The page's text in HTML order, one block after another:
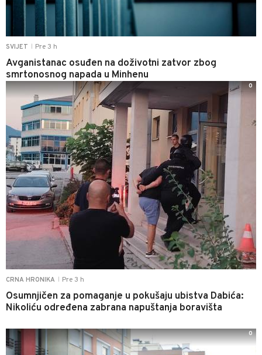
SVIJET Pre 3 h
Avganistanac osuđen na doživotni zatvor zbog
smrtonosnog napada u Minhenu
CRNA HRONIKA Pre 3 h
Osumnjičen za pomaganje u pokušaju ubistva Dabića:
Nikoliću određena zabrana napuštanja boravišta
0
0